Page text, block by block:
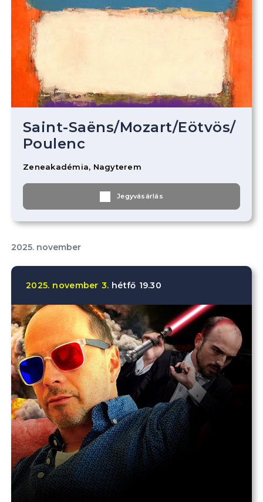
Saint-Saëns/Mozart/Eötvös/
Poulenc
Zeneakadémia, Nagyterem
Jegyvásárlás
2025. november
2025. november 3. hétfő 19.30